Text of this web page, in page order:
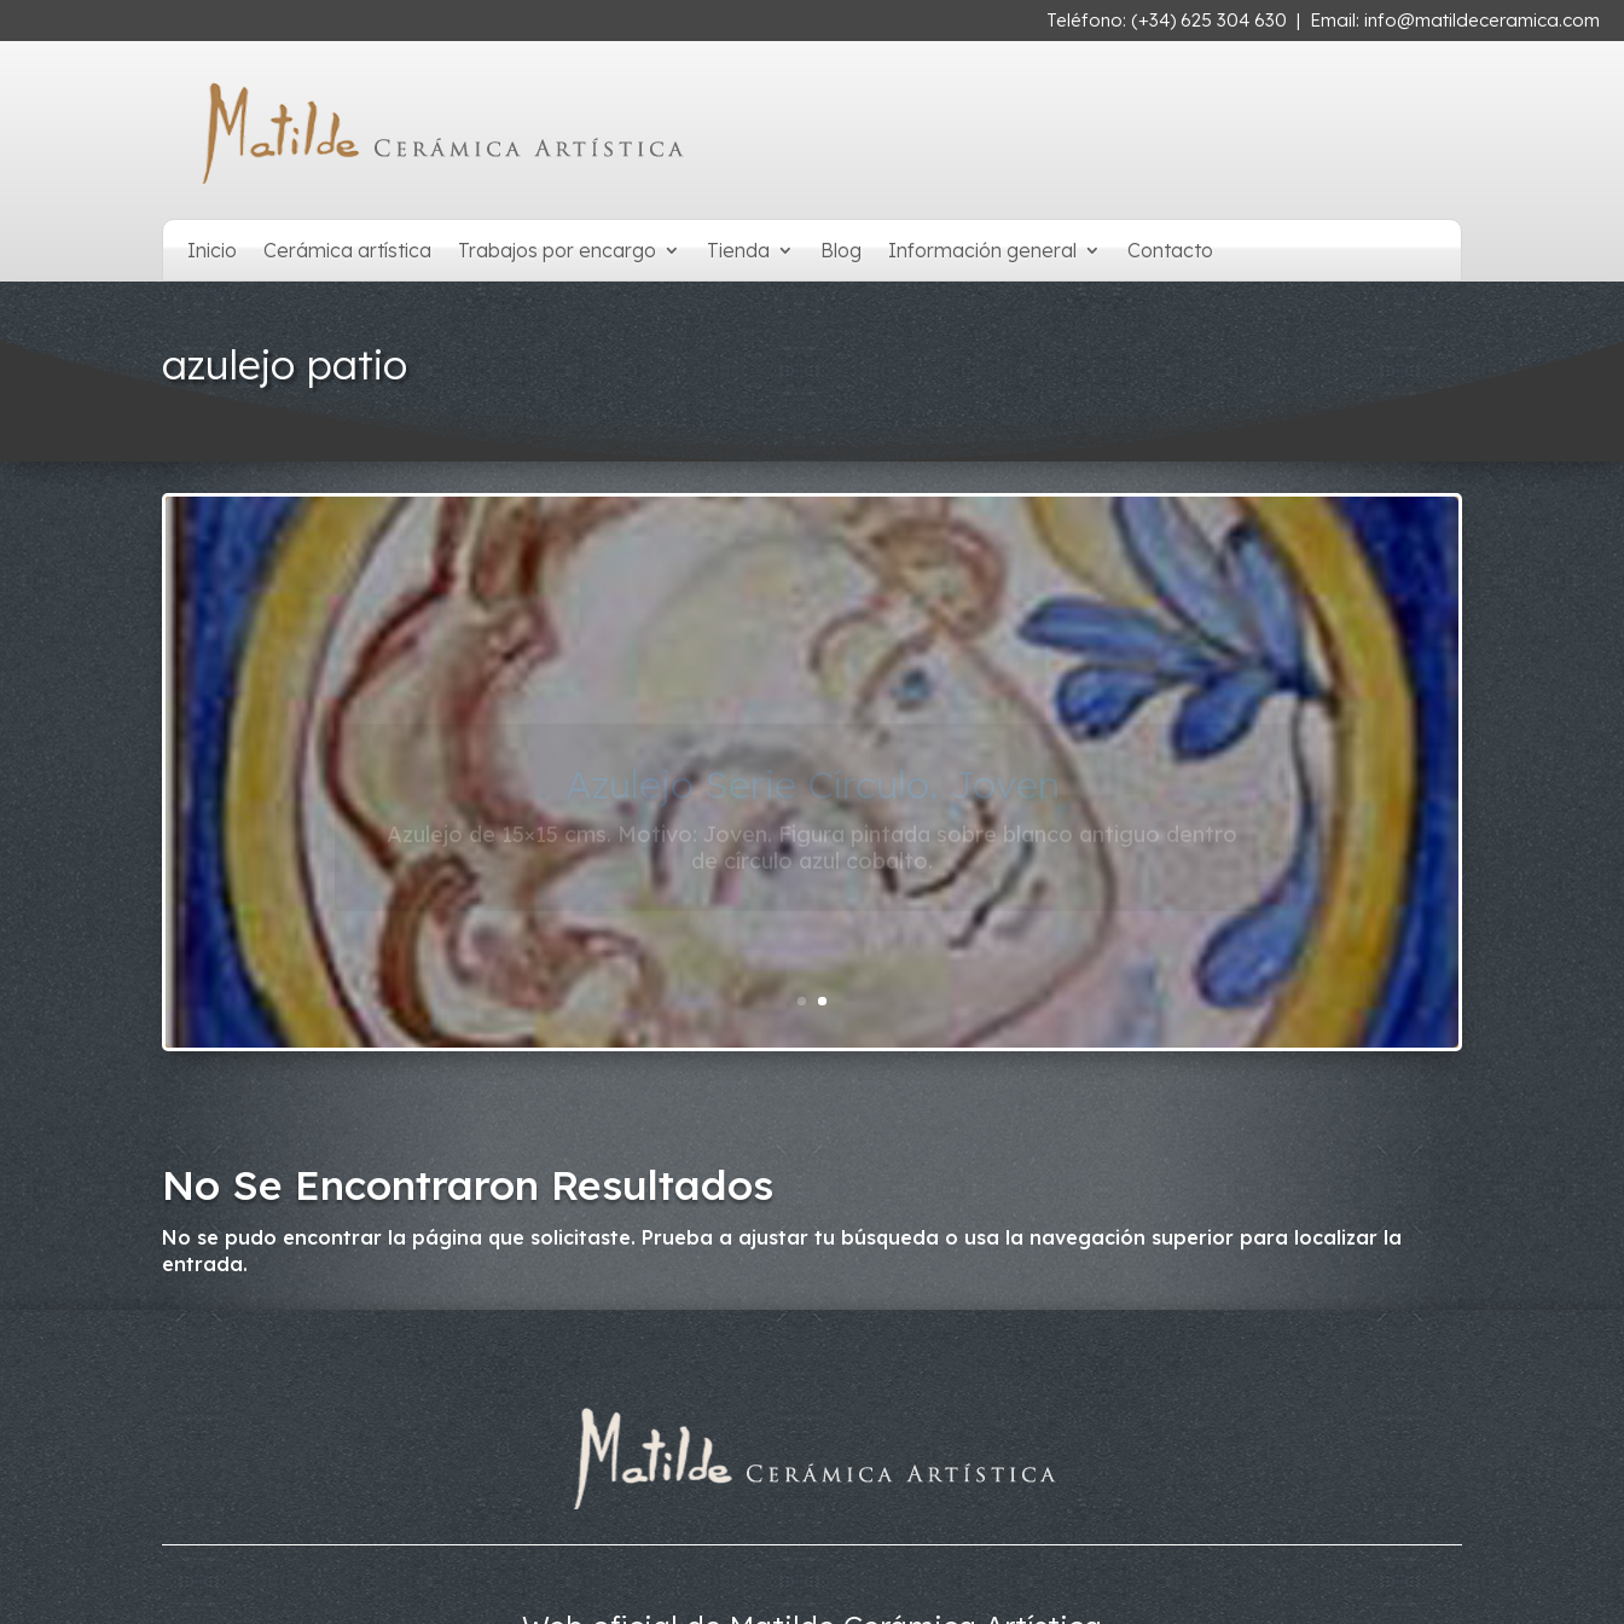
Teléfono: (+34) 625 304 630 | Email: info@matildeceramica.com
Inicio Cerámica artística Trabajos por encargo Tienda Blog Información general Contacto
azulejo patio
Azulejo Serie Círculo. Joven
Azulejo de 15×15 cms. Motivo: Joven. Figura pintada sobre blanco antiguo dentro
de círculo azul cobalto.
No Se Encontraron Resultados
No se pudo encontrar la página que solicitaste. Prueba a ajustar tu búsqueda o usa la navegación superior para localizar la
entrada.